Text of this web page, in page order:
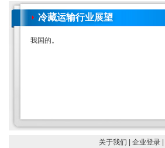
冷藏运输行业展望
我国的。
关于我们 | 企业登录